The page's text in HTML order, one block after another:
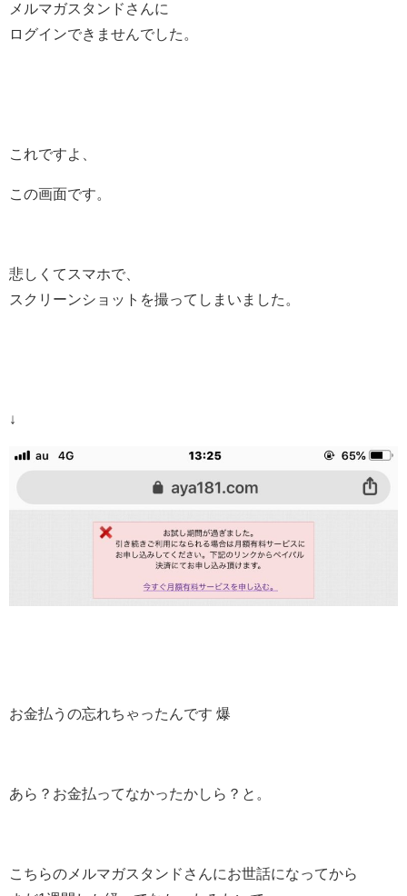
メルマガスタンドさんに
ログインできませんでした。
これですよ、
この画面です。
悲しくてスマホで、
スクリーンショットを撮ってしまいました。
↓
お金払うの忘れちゃったんです 爆
あら？お金払ってなかったかしら？と。
こちらのメルマガスタンドさんにお世話になってから